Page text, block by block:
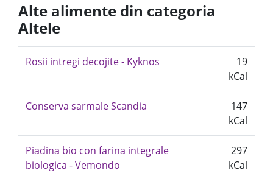
Alte alimente din categoria
Altele
Rosii intregi decojite - Kyknos
19
kCal
Conserva sarmale Scandia
147
kCal
Piadina bio con farina integrale
biologica - Vemondo
297
kCal